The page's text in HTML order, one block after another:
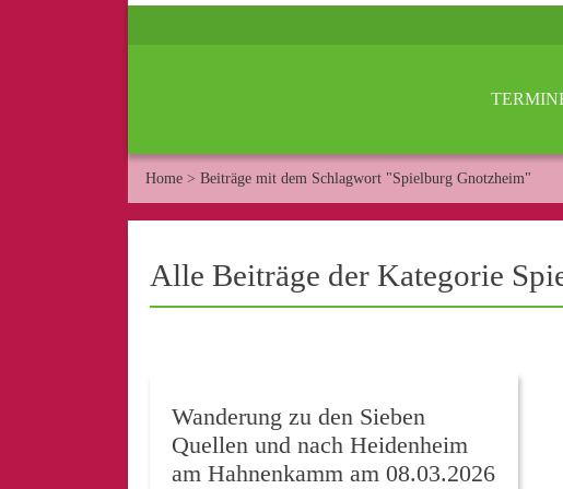
Home > Beiträge mit dem Schlagwort "Spielburg Gnotzheim"
Alle Beiträge der Kategorie
Wanderung zu den Sieben
Quellen und nach Heidenheim
am Hahnenkamm am 08.03.2026